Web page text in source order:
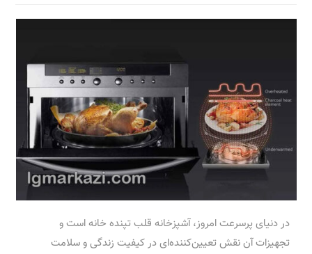
در دنیای پرسرعت امروز، آشپزخانه قلب تپنده خانه است و
تجهیزات آن نقش تعیین‌کننده‌ای در کیفیت زندگی و سلامت